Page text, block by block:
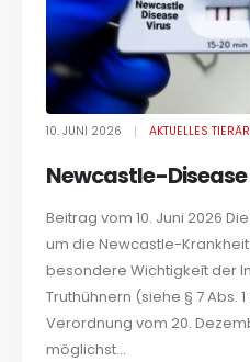
10. JUNI 2026 AKTUELLES
Newcastle-Disease
Beitrag vom 10. Juni 2026
um die Newcastle-
besondere Wichtigkeit der
Truthühnern (siehe § 7 Abs.
Verordnung vom 20.
möglichst...